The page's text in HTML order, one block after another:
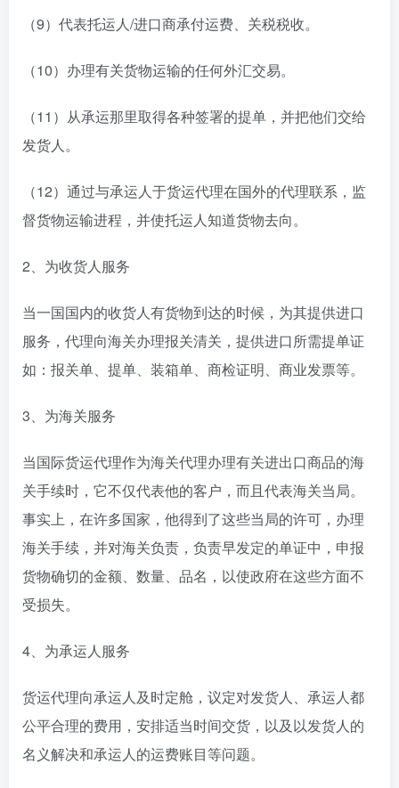
（9）代表托运人/进口商承付运费、关税税收。
（10）办理有关货物运输的任何外汇交易。
（11）从承运那里取得各种签署的提单，并把他们交给
发货人。
（12）通过与承运人于货运代理在国外的代理联系，监
督货物运输进程，并使托运人知道货物去向。
2、为收货人服务
当一国国内的收货人有货物到达的时候，为其提供进口
服务，代理向海关办理报关清关，提供进口所需提单证
如：报关单、提单、装箱单、商检证明、商业发票等。
3、为海关服务
当国际货运代理作为海关代理办理有关进出口商品的海
关手续时，它不仅代表他的客户，而且代表海关当局。
事实上，在许多国家，他得到了这些当局的许可，办理
海关手续，并对海关负责，负责早发定的单证中，申报
货物确切的金额、数量、品名，以使政府在这些方面不
受损失。
4、为承运人服务
货运代理向承运人及时定舱，议定对发货人、承运人都
公平合理的费用，安排适当时间交货，以及以发货人的
名义解决和承运人的运费账目等问题。